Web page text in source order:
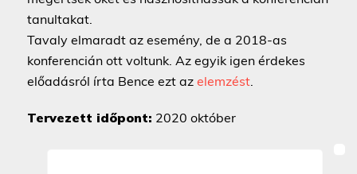
tanultakat.
Tavaly elmaradt az esemény, de a 2018-as
konferencián ott voltunk. Az egyik igen érdekes
előadásról írta Bence ezt az elemzést.
Tervezett időpont: 2020 október